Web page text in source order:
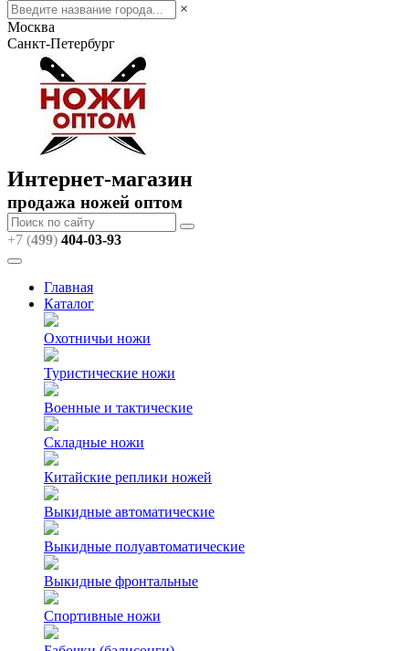
×
Москва
Санкт-Петербург
Интернет-магазин
продажа ножей оптом
+7 (499) 404-03-93
Главная
Каталог
Охотничьи ножи
Туристические ножи
Военные и тактические
Складные ножи
Китайские реплики ножей
Выкидные автоматические
Выкидные полуавтоматические
Выкидные фронтальные
Спортивные ножи